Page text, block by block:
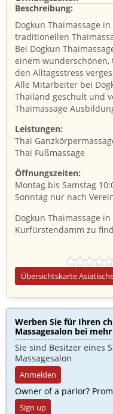
Beschreibung: ​
Dogkun Thaimassage
traditionellen
Bei Dogkun
einem wunderschönen,
den Alltagsstress
Alle Mitarbeiter bei
Thailand geschult und
Thaimassage
Leistungen:
Thai
Thai Fußmassage
Öffnungszeiten:
Montag bis Samstag
Sonntag nur nach
Dogkun Thaimassage
Kurfürstendamm zu
Übersichtskarte
Werben Sie für Ihren
Massagesalon bei
Sie sind Besitzer eines
Massagesalon
Anmelden
Owner of a parlor?
Sign up